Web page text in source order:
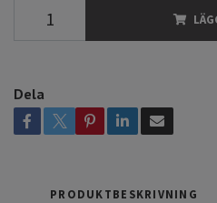
Dela
PRODUKTBESKRIVNING